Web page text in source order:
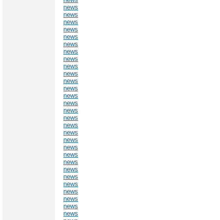
news
news
news
news
news
news
news
news
news
news
news
news
news
news
news
news
news
news
news
news
news
news
news
news
news
news
news
news
news